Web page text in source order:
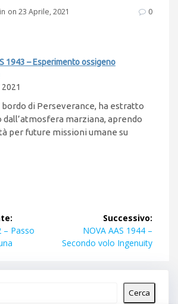
in on 23 Aprile, 2021 0
1943 – Esperimento ossigeno
bordo di Perseverance, ha estratto
dall’atmosfera marziana, aprendo
per future missioni umane su
– Passo
Successivo:
Articolo
successivo:
NOVA AAS 1944 –
Secondo volo Ingenuity
Cerca